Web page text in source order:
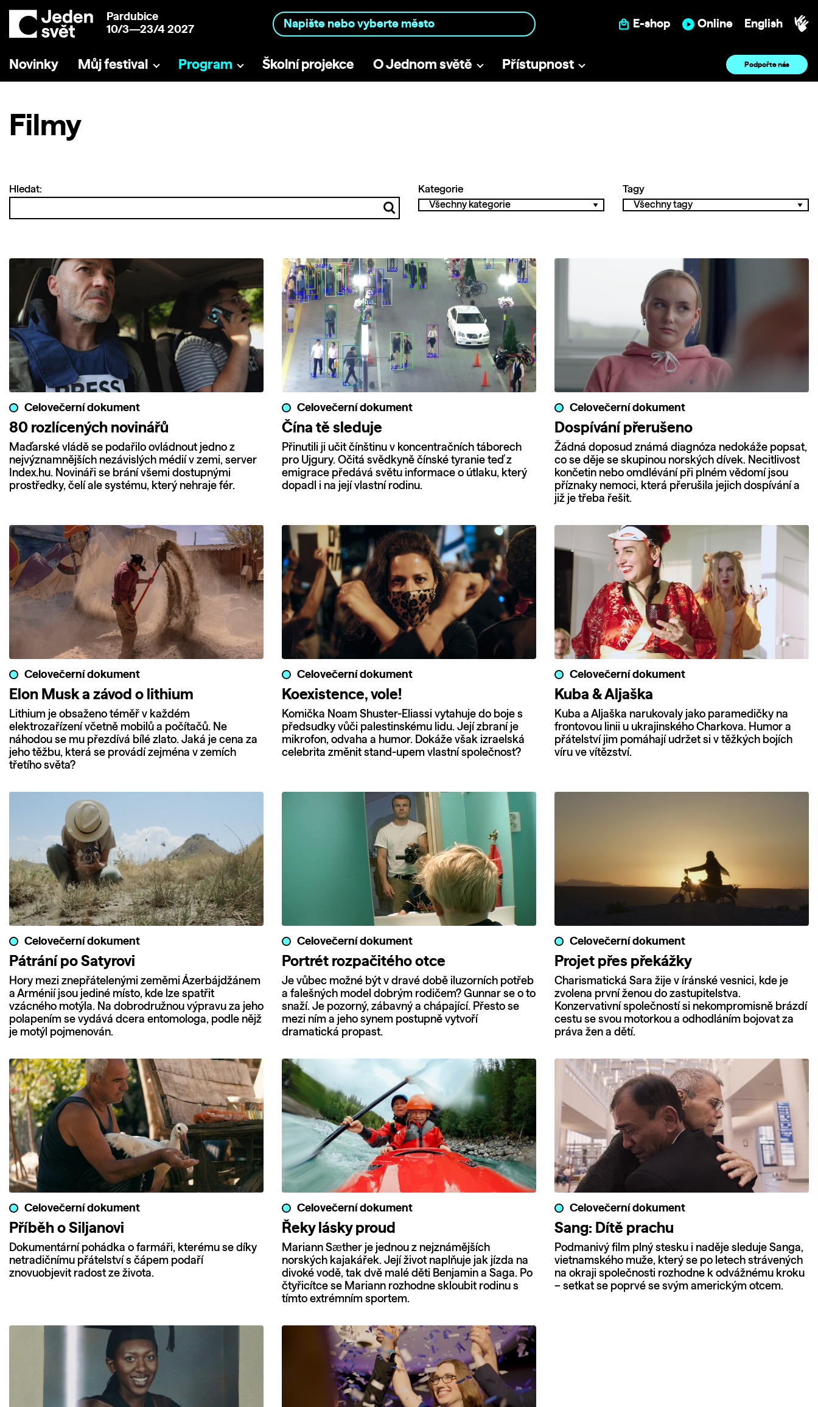
Pardubice
10/3—23/4 2027
E-shop Online English
Novinky Můj festival Program Školní projekce O Jednom světě Přístupnost Podpořte nás
Filmy
Hledat: Kategorie Tagy
Celovečerní dokument
80 rozlícených novinářů
Maďarské vládě se podařilo ovládnout jedno z
nejvýznamnějších nezávislých médií v zemi, server
Index.hu. Novináři se brání všemi dostupnými
prostředky, čelí ale systému, který nehraje fér.
Celovečerní dokument
Čína tě sleduje
Přinutili ji učit čínštinu v koncentračních táborech
pro Ujgury. Očitá svědkyně čínské tyranie teď z
emigrace předává světu informace o útlaku, který
dopadl i na její vlastní rodinu.
Celovečerní dokument
Dospívání přerušeno
Žádná doposud známá diagnóza nedokáže popsat,
co se děje se skupinou norských dívek. Necitlivost
končetin nebo omdlévání při plném vědomí jsou
příznaky nemoci, která přerušila jejich dospívání a
již je třeba řešit.
Celovečerní dokument
Elon Musk a závod o lithium
Lithium je obsaženo téměř v každém
elektrozařízení včetně mobilů a počítačů. Ne
náhodou se mu přezdívá bílé zlato. Jaká je cena za
jeho těžbu, která se provádí zejména v zemích
třetího světa?
Celovečerní dokument
Koexistence, vole!
Komička Noam Shuster-Eliassi vytahuje do boje s
předsudky vůči palestinskému lidu. Její zbraní je
mikrofon, odvaha a humor. Dokáže však izraelská
celebrita změnit stand-upem vlastní společnost?
Celovečerní dokument
Kuba & Aljaška
Kuba a Aljaška narukovaly jako paramedičky na
frontovou linii u ukrajinského Charkova. Humor a
přátelství jim pomáhají udržet si v těžkých bojích
víru ve vítězství.
Celovečerní dokument
Pátrání po Satyrovi
Hory mezi znepřátelenými zeměmi Ázerbájdžánem
a Arménií jsou jediné místo, kde lze spatřit
vzácného motýla. Na dobrodružnou výpravu za jeho
polapením se vydává dcera entomologa, podle nějž
je motýl pojmenován.
Celovečerní dokument
Portrét rozpačitého otce
Je vůbec možné být v dravé době iluzorních potřeb
a falešných model dobrým rodičem? Gunnar se o to
snaží. Je pozorný, zábavný a chápající. Přesto se
mezi ním a jeho synem postupně vytvoří
dramatická propast.
Celovečerní dokument
Projet přes překážky
Charismatická Sara žije v íránské vesnici, kde je
zvolena první ženou do zastupitelstva.
Konzervativní společností si nekompromisně brázdí
cestu se svou motorkou a odhodláním bojovat za
práva žen a dětí.
Celovečerní dokument
Příběh o Siljanovi
Dokumentární pohádka o farmáři, kterému se díky
netradičnímu přátelství s čápem podaří
znovuobjevit radost ze života.
Celovečerní dokument
Řeky lásky proud
Mariann Sæther je jednou z nejznámějších
norských kajakářek. Její život naplňuje jak jízda na
divoké vodě, tak dvě malé děti Benjamin a Saga. Po
čtyřicítce se Mariann rozhodne skloubit rodinu s
tímto extrémním sportem.
Celovečerní dokument
Sang: Dítě prachu
Podmanivý film plný stesku i naděje sleduje Sanga,
vietnamského muže, který se po letech strávených
na okraji společnosti rozhodne k odvážnému kroku
– setkat se poprvé se svým americkým otcem.